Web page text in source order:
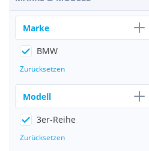
Marke
BMW
Zurücksetzen
Modell
3er-Reihe
Zurücksetzen